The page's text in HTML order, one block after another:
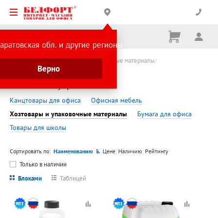
обл. и другие регионы
Верно
Корзина
Ничего
Минпромторг Хозтовары и упаковочные материалы
Автоаксессуары
Канцтовары для офиса
Офисная мебель
Хозтовары и упаковочные материалы
Бумага для офиса
Товары для школы
Сортировать по: Наименованию Цене Наличию Рейтингу
Только в наличии
Блоками
Таблицей